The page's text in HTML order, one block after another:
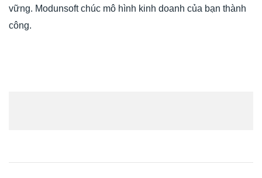
vững. Modunsoft chúc mô hình kinh doanh của bạn thành
công.